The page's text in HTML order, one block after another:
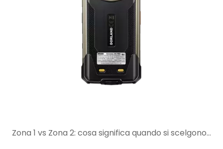
Zona 1 vs Zona 2: cosa significa quando si scelgono dispositivi mobili a sicurezza intrinseca